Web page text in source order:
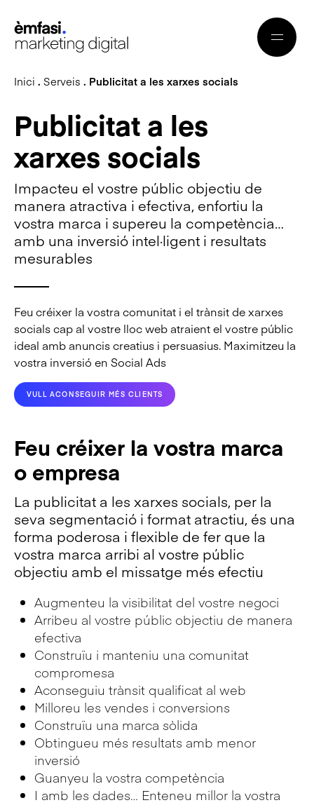
Inici . Serveis . Publicitat a les xarxes socials
Publicitat a les
xarxes socials
Impacteu el vostre públic objectiu de
manera atractiva i efectiva, enfortiu la
vostra marca i supereu la competència…
amb una inversió intel·ligent i resultats
mesurables
Feu créixer la vostra comunitat i el trànsit de xarxes
socials cap al vostre lloc web atraient el vostre públic
ideal amb anuncis creatius i persuasius. Maximitzeu la
vostra inversió en Social Ads
VULL ACONSEGUIR MÉS CLIENTS
Feu créixer la vostra marca
o empresa
La publicitat a les xarxes socials, per la
seva segmentació i format atractiu, és una
forma poderosa i flexible de fer que la
vostra marca arribi al vostre públic
objectiu amb el missatge més efectiu
Augmenteu la visibilitat del vostre negoci
Arribeu al vostre públic objectiu de manera
efectiva
Construïu i manteniu una comunitat
compromesa
Aconseguiu trànsit qualificat al web
Milloreu les vendes i conversions
Construïu una marca sòlida
Obtingueu més resultats amb menor
inversió
Guanyeu la vostra competència
I amb les dades… Enteneu millor la vostra